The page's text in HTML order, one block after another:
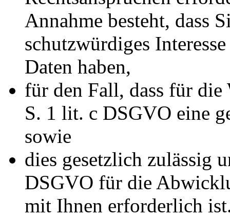
Annahme besteht, dass
schutzwürdiges
Daten haben,
für den Fall, dass für die
S. 1 lit. c DSGVO eine
sowie
dies gesetzlich zulässig
DSGVO für die
mit Ihnen erforderlich